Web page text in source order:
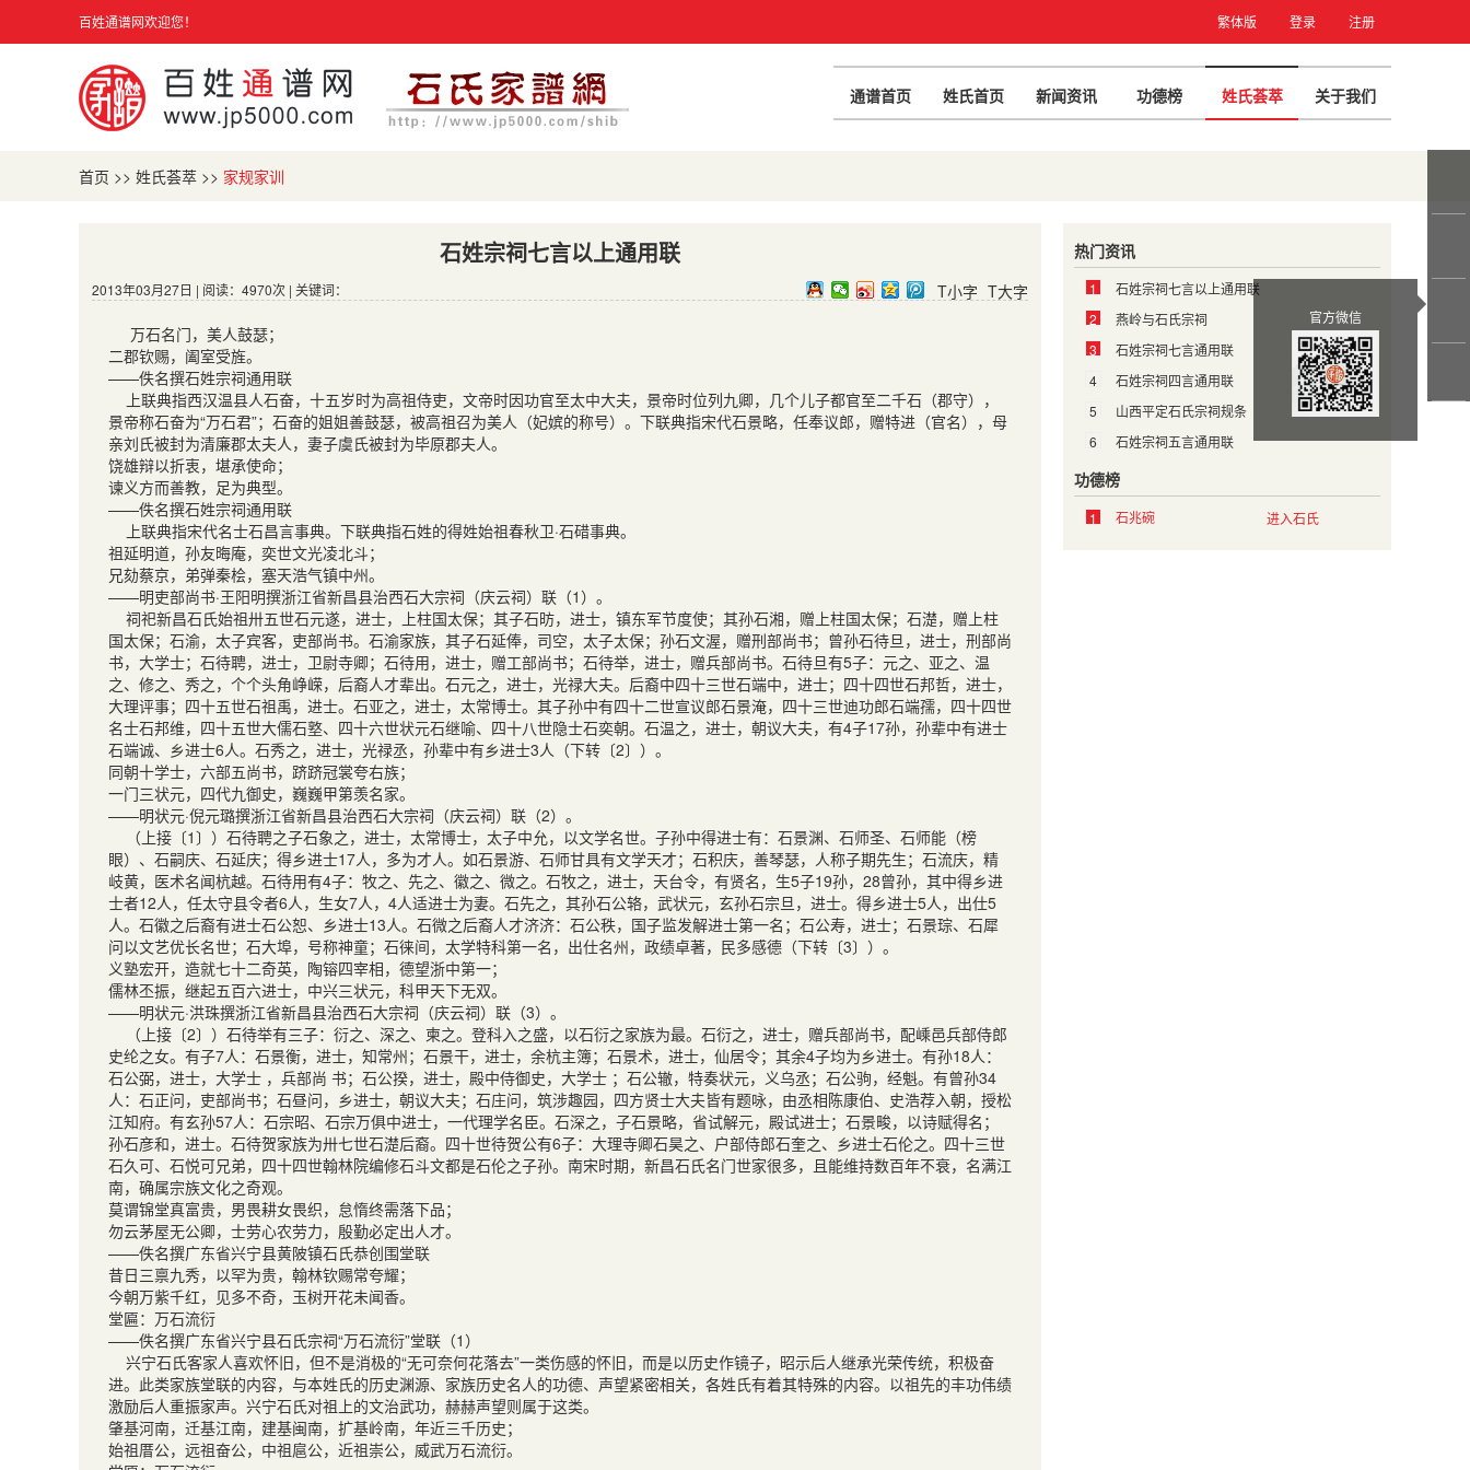
百姓通谱网欢迎您！ 繁体版 登录 注册
通谱首页 姓氏首页 新闻资讯 功德榜 姓氏荟萃 关于我们
首页 >> 姓氏荟萃 >> 家规家训
热门资讯
1
石姓宗祠七言以上通用联
2
燕岭与石氏宗祠
3
石姓宗祠七言通用联
4
石姓宗祠四言通用联
5
山西平定石氏宗祠规条
6
石姓宗祠五言通用联
功德榜
1 石兆碗 进入石氏
石姓宗祠七言以上通用联
2013年03月27日 | 阅读：4970次 | 关键词： T小字 T大字
万石名门，美人鼓瑟；
二郡钦赐，阖室受旌。
——佚名撰石姓宗祠通用联
上联典指西汉温县人石奋，十五岁时为高祖侍吏，文帝时因功官至太中大夫，景帝时位列九卿，几个儿子都官至二千石（郡守），
景帝称石奋为“万石君”；石奋的姐姐善鼓瑟，被高祖召为美人（妃嫔的称号）。下联典指宋代石景略，任奉议郎，赠特进（官名），母
亲刘氏被封为清廉郡太夫人，妻子虞氏被封为毕原郡夫人。
饶雄辩以折衷，堪承使命；
谏义方而善教，足为典型。
——佚名撰石姓宗祠通用联
上联典指宋代名士石昌言事典。下联典指石姓的得姓始祖春秋卫·石碏事典。
祖延明道，孙友晦庵，奕世文光凌北斗；
兄劾蔡京，弟弹秦桧，塞天浩气镇中州。
——明吏部尚书·王阳明撰浙江省新昌县治西石大宗祠（庆云祠）联（1）。
祠祀新昌石氏始祖卅五世石元遂，进士，上柱国太保；其子石昉，进士，镇东军节度使；其孙石湘，赠上柱国太保；石濋，赠上柱
国太保；石渝，太子宾客，吏部尚书。石渝家族，其子石延俸，司空，太子太保；孙石文渥，赠刑部尚书；曾孙石待旦，进士，刑部尚
书，大学士；石待聘，进士，卫尉寺卿；石待用，进士，赠工部尚书；石待举，进士，赠兵部尚书。石待旦有5子：元之、亚之、温
之、修之、秀之，个个头角峥嵘，后裔人才辈出。石元之，进士，光禄大夫。后裔中四十三世石端中，进士；四十四世石邦哲，进士，
大理评事；四十五世石祖禹，进士。石亚之，进士，太常博士。其子孙中有四十二世宣议郎石景淹，四十三世迪功郎石端孺，四十四世
名士石邦维，四十五世大儒石墪、四十六世状元石继喻、四十八世隐士石奕朝。石温之，进士，朝议大夫，有4子17孙，孙辈中有进士
石端诚、乡进士6人。石秀之，进士，光禄丞，孙辈中有乡进士3人（下转〔2〕）。
同朝十学士，六部五尚书，跻跻冠裳夸右族；
一门三状元，四代九御史，巍巍甲第羡名家。
——明状元·倪元璐撰浙江省新昌县治西石大宗祠（庆云祠）联（2）。
（上接〔1〕）石待聘之子石象之，进士，太常博士，太子中允，以文学名世。子孙中得进士有：石景渊、石师圣、石师能（榜
眼）、石嗣庆、石延庆；得乡进士17人，多为才人。如石景游、石师甘具有文学天才；石积庆，善琴瑟，人称子期先生；石流庆，精
岐黄，医术名闻杭越。石待用有4子：牧之、先之、徽之、微之。石牧之，进士，天台令，有贤名，生5子19孙，28曾孙，其中得乡进
士者12人，任太守县令者6人，生女7人，4人适进士为妻。石先之，其孙石公辂，武状元，玄孙石宗旦，进士。得乡进士5人，出仕5
人。石徽之后裔有进士石公恕、乡进士13人。石微之后裔人才济济：石公秩，国子监发解进士第一名；石公寿，进士；石景琮、石犀
问以文艺优长名世；石大埠，号称神童；石徕间，太学特科第一名，出仕名州，政绩卓著，民多感德（下转〔3〕）。
义塾宏开，造就七十二奇英，陶镕四宰相，德望浙中第一；
儒林丕振，继起五百六进士，中兴三状元，科甲天下无双。
——明状元·洪珠撰浙江省新昌县治西石大宗祠（庆云祠）联（3）。
（上接〔2〕）石待举有三子：衍之、深之、柬之。登科入之盛，以石衍之家族为最。石衍之，进士，赠兵部尚书，配嵊邑兵部侍郎
史纶之女。有子7人：石景衡，进士，知常州；石景干，进士，余杭主簿；石景术，进士，仙居令；其余4子均为乡进士。有孙18人：
石公弼，进士，大学士 ，兵部尚 书；石公揆，进士，殿中侍御史，大学士 ；石公辙，特奏状元，义乌丞；石公驹，经魁。有曾孙34
人：石正问，吏部尚书；石昼问，乡进士，朝议大夫；石庄问，筑涉趣园，四方贤士大夫皆有题咏，由丞相陈康伯、史浩荐入朝，授松
江知府。有玄孙57人：石宗昭、石宗万俱中进士，一代理学名臣。石深之，子石景略，省试解元，殿试进士；石景畯，以诗赋得名；
孙石彦和，进士。石待贺家族为卅七世石濋后裔。四十世待贺公有6子：大理寺卿石昊之、户部侍郎石奎之、乡进士石伦之。四十三世
石久可、石悦可兄弟，四十四世翰林院编修石斗文都是石伦之子孙。南宋时期，新昌石氏名门世家很多，且能维持数百年不衰，名满江
南，确属宗族文化之奇观。
莫谓锦堂真富贵，男畏耕女畏织，怠惰终需落下品；
勿云茅屋无公卿，士劳心农劳力，殷勤必定出人才。
——佚名撰广东省兴宁县黄陂镇石氏恭创围堂联
昔日三禀九秀，以罕为贵，翰林钦赐常夸耀；
今朝万紫千红，见多不奇，玉树开花未闻香。
堂匾：万石流衍
——佚名撰广东省兴宁县石氏宗祠“万石流衍”堂联（1）
兴宁石氏客家人喜欢怀旧，但不是消极的“无可奈何花落去”一类伤感的怀旧，而是以历史作镜子，昭示后人继承光荣传统，积极奋
进。此类家族堂联的内容，与本姓氏的历史渊源、家族历史名人的功德、声望紧密相关，各姓氏有着其特殊的内容。以祖先的丰功伟绩
激励后人重振家声。兴宁石氏对祖上的文治武功，赫赫声望则属于这类。
肇基河南，迁基江南，建基闽南，扩基岭南，年近三千历史；
始祖厝公，远祖奋公，中祖扈公，近祖崇公，威武万石流衍。
官方微信